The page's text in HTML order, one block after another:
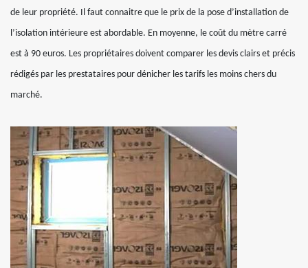
de leur propriété. Il faut connaitre que le prix de la pose d’installation de
l’isolation intérieure est abordable. En moyenne, le coût du mètre carré
est à 90 euros. Les propriétaires doivent comparer les devis clairs et précis
rédigés par les prestataires pour dénicher les tarifs les moins chers du
marché.